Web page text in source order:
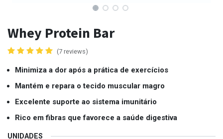
Whey Protein Bar
(7 reviews)
Minimiza a dor após a prática de exercícios
Mantém e repara o tecido muscular magro
Excelente suporte ao sistema imunitário
Rico em fibras que favorece a saúde digestiva
UNIDADES